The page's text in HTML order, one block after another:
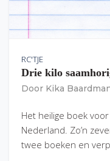
RC'TJE
Drie kilo
Door Kika
Het heilige boek
Nederland. Zo’n
twee boeken en